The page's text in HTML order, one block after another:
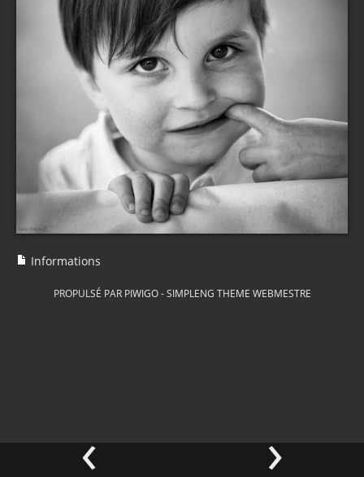
‹ ›
Informations
PROPULSÉ PAR PIWIGO-SIMPLENG THEME WEBMESTRE